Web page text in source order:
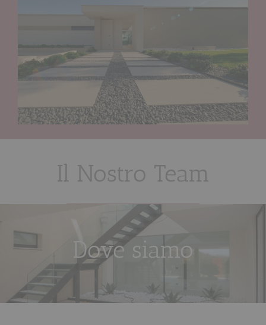
Il Nostro Team
Dove siamo